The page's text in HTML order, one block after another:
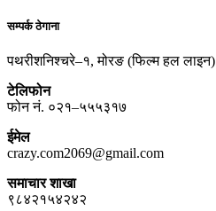
सम्पर्क ठेगाना
पथरीशनिश्चरे–१, मोरङ (फिल्म हल लाइन)
टेलिफोन
फोन नं. ०२१–५५५३१७
ईमेल
crazy.com2069@gmail.com
समाचार शाखा
९८४२१५४२४२